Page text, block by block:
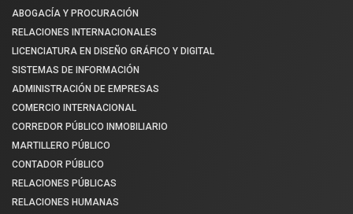
ABOGACÍA Y PROCURACIÓN
RELACIONES INTERNACIONALES
LICENCIATURA EN DISEÑO GRÁFICO Y DIGITAL
SISTEMAS DE INFORMACIÓN
ADMINISTRACIÓN DE EMPRESAS
COMERCIO INTERNACIONAL
CORREDOR PÚBLICO INMOBILIARIO
MARTILLERO PÚBLICO
CONTADOR PÚBLICO
RELACIONES PÚBLICAS
RELACIONES HUMANAS